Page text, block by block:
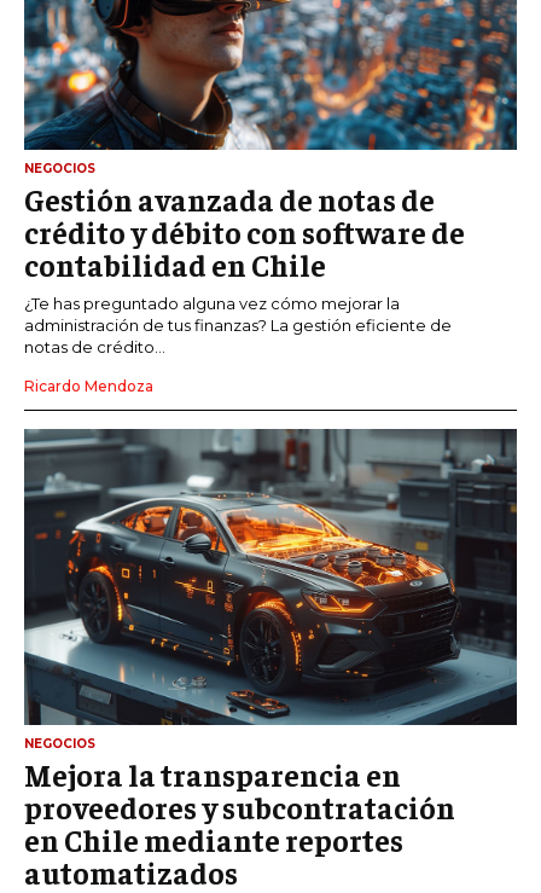
NEGOCIOS
Gestión avanzada de notas de
crédito y débito con software de
contabilidad en Chile
¿Te has preguntado alguna vez cómo mejorar la
administración de tus finanzas? La gestión eficiente de
notas de crédito...
Ricardo Mendoza
NEGOCIOS
Mejora la transparencia en
proveedores y subcontratación
en Chile mediante reportes
automatizados